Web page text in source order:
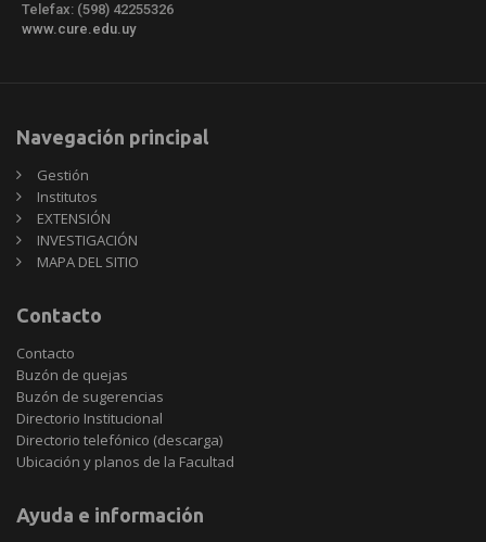
Telefax: (598) 42255326
www.cure.edu.uy
Navegación principal
Gestión
Institutos
EXTENSIÓN
INVESTIGACIÓN
MAPA DEL SITIO
Contacto
Contacto
Buzón de quejas
Buzón de sugerencias
Directorio Institucional
Directorio telefónico (descarga)
Ubicación y planos de la Facultad
Ayuda e información